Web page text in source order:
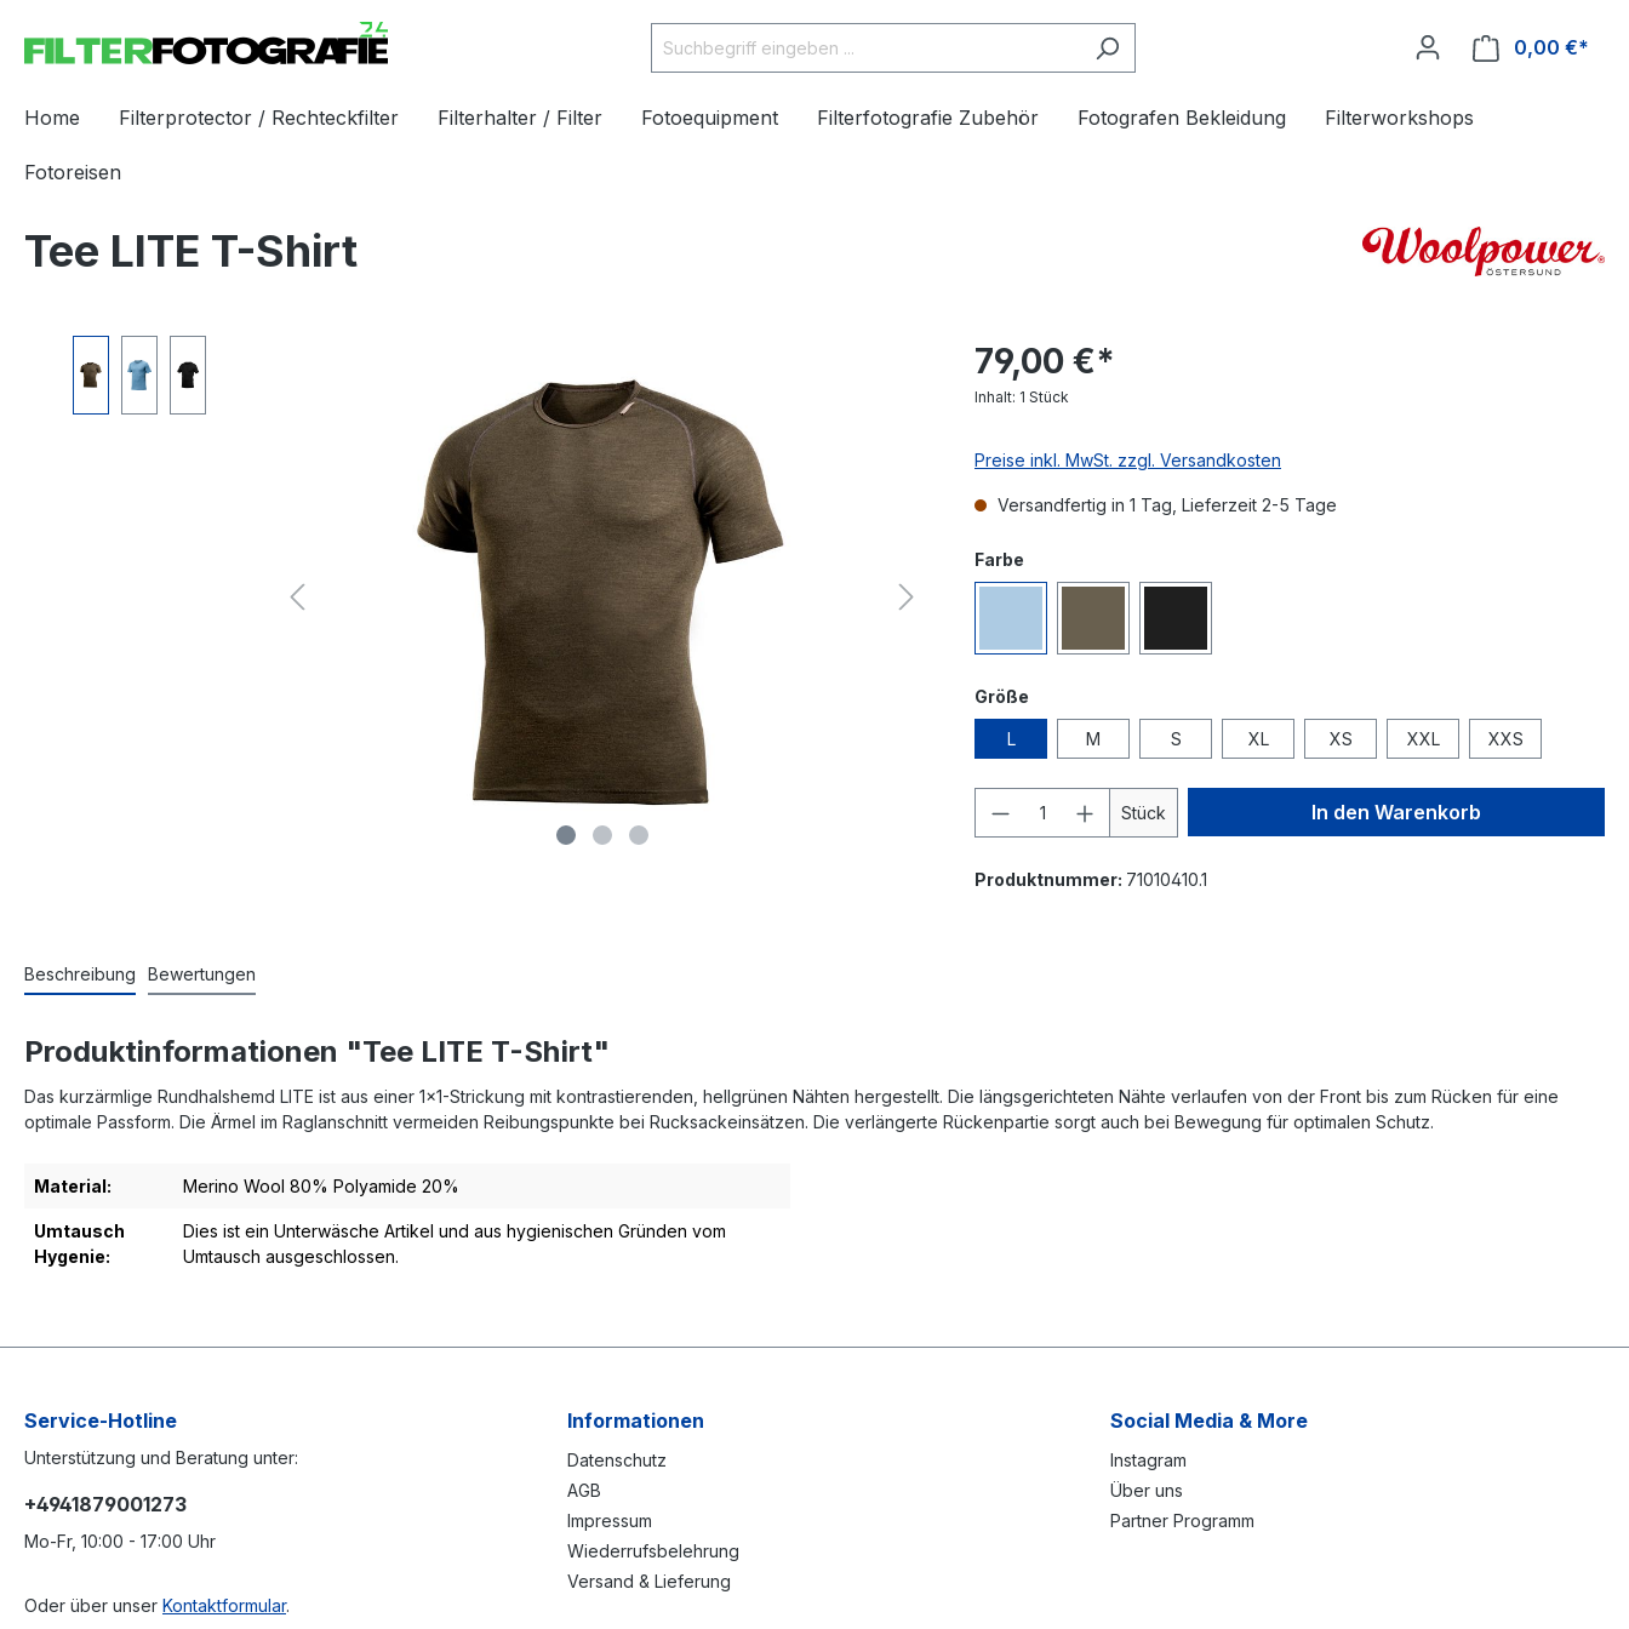
0,00 €*
Home Filterprotector / Rechteckfilter Filterhalter / Filter Fotoequipment Filterfotografie Zubehör Fotografen Bekleidung Filterworkshops
Fotoreisen
Tee LITE T-Shirt
79,00 €*
Inhalt: 1 Stück
Preise inkl. MwSt. zzgl. Versandkosten
Versandfertig in 1 Tag, Lieferzeit 2-5 Tage
Farbe
Größe
L M S XL XS XXL XXS
Stück In den Warenkorb
Produktnummer: 71010410.1
Beschreibung Bewertungen
Produktinformationen "Tee LITE T-Shirt"
Das kurzärmlige Rundhalshemd LITE ist aus einer 1x1-Strickung mit kontrastierenden, hellgrünen Nähten hergestellt. Die längsgerichteten Nähte verlaufen von der Front bis zum Rücken für eine
optimale Passform. Die Ärmel im Raglanschnitt vermeiden Reibungspunkte bei Rucksackeinsätzen. Die verlängerte Rückenpartie sorgt auch bei Bewegung für optimalen Schutz.
Material: Merino Wool 80% Polyamide 20%
Umtausch
Hygenie:
Dies ist ein Unterwäsche Artikel und aus hygienischen Gründen vom
Umtausch ausgeschlossen.
Service-Hotline
Unterstützung und Beratung unter:
+4941879001273
Mo-Fr, 10:00 - 17:00 Uhr
Oder über unser Kontaktformular.
Informationen
Datenschutz
AGB
Impressum
Wiederrufsbelehrung
Versand & Lieferung
Social Media & More
Instagram
Über uns
Partner Programm